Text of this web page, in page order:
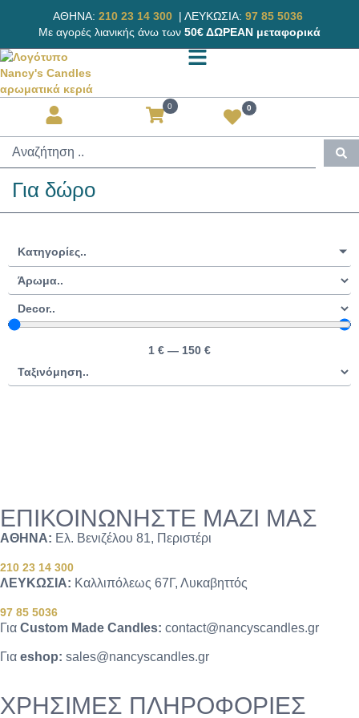
ΑΘΗΝΑ: 210 23 14 300 | ΛΕΥΚΩΣΙΑ: 97 85 5036
Με αγορές λιανικής άνω των 50€ ΔΩΡΕΑΝ μεταφορικά
0 0
Για δώρο
Κατηγορίες..
1 € — 150 €
ΕΠΙΚΟΙΝΩΝΗΣΤΕ ΜΑΖΙ ΜΑΣ
ΑΘΗΝΑ: Ελ. Βενιζέλου 81, Περιστέρι
210 23 14 300
ΛΕΥΚΩΣΙΑ: Καλλιπόλεως 67Γ, Λυκαβηττός
97 85 5036
Για Custom Made Candles: contact@nancyscandles.gr
Για eshop: sales@nancyscandles.gr
ΧΡΗΣΙΜΕΣ ΠΛΗΡΟΦΟΡΙΕΣ